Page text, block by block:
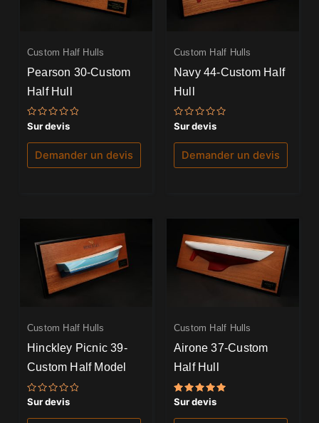
Custom Half Hulls
Pearson 30-Custom
Half Hull
Note
0
sur
Sur devis
Demander un devis
Custom Half Hulls
Navy 44-Custom Half
Hull
Note
0
sur
Sur devis
Demander un devis
Custom Half Hulls
Hinckley Picnic 39-
Custom Half Model
Note
0
sur
Sur devis
Custom Half Hulls
Airone 37-Custom
Half Hull
Note
5.00
sur 5
Sur devis